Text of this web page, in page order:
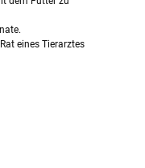
eines Tierarztes